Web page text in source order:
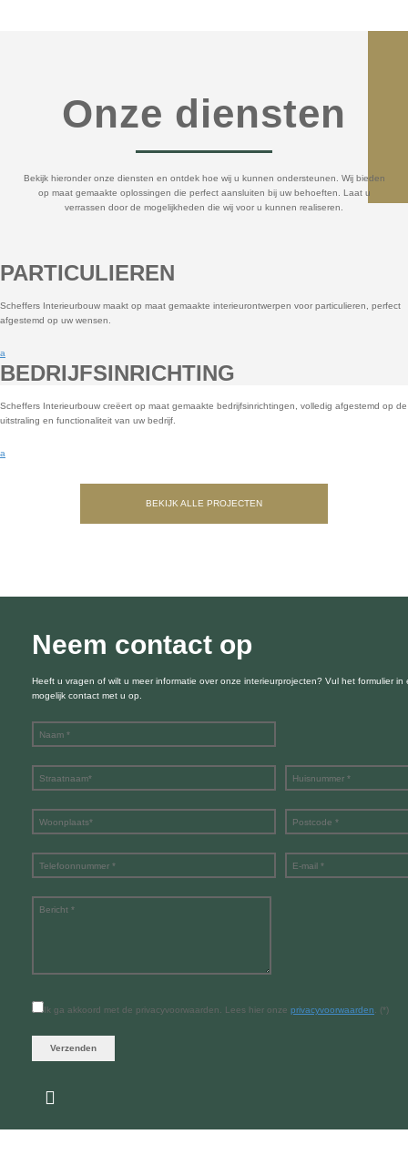
Onze diensten
Bekijk hieronder onze diensten en ontdek hoe wij u kunnen ondersteunen. Wij bieden
op maat gemaakte oplossingen die perfect aansluiten bij uw behoeften. Laat u
verrassen door de mogelijkheden die wij voor u kunnen realiseren.
PARTICULIEREN
Scheffers Interieurbouw maakt op maat gemaakte interieurontwerpen voor particulieren, perfect
afgestemd op uw wensen.
a
BEDRIJFSINRICHTING
Scheffers Interieurbouw creëert op maat gemaakte bedrijfsinrichtingen, volledig afgestemd op de
uitstraling en functionaliteit van uw bedrijf.
a
BEKIJK ALLE PROJECTEN
Neem contact op
Heeft u vragen of wilt u meer informatie over onze interieurprojecten? Vul het formulier in
mogelijk contact met u op.
Ik ga akkoord met de privacyvoorwaarden. Lees hier onze privacyvoorwaarden. (*)